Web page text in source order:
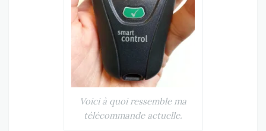
Voici à quoi ressemble ma
télécommande actuelle.